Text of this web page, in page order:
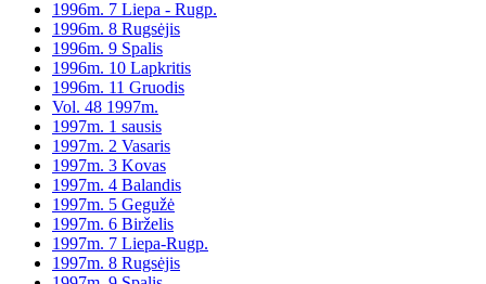
1996m. 7 Liepa - Rugp.
1996m. 8 Rugsėjis
1996m. 9 Spalis
1996m. 10 Lapkritis
1996m. 11 Gruodis
Vol. 48 1997m.
1997m. 1 sausis
1997m. 2 Vasaris
1997m. 3 Kovas
1997m. 4 Balandis
1997m. 5 Gegužė
1997m. 6 Birželis
1997m. 7 Liepa-Rugp.
1997m. 8 Rugsėjis